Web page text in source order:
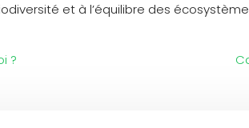
et à l’équilibre des
?